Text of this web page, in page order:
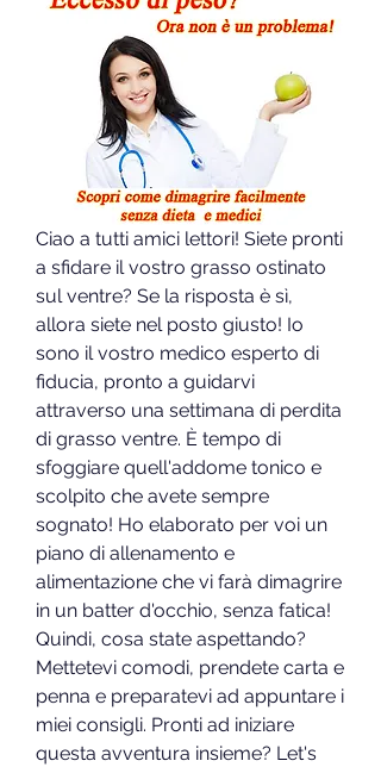
Ciao a tutti amici lettori! Siete pronti
a sfidare il vostro grasso ostinato
sul ventre? Se la risposta è sì,
allora siete nel posto giusto! Io
sono il vostro medico esperto di
fiducia, pronto a guidarvi
attraverso una settimana di perdita
di grasso ventre. È tempo di
sfoggiare quell'addome tonico e
scolpito che avete sempre
sognato! Ho elaborato per voi un
piano di allenamento e
alimentazione che vi farà dimagrire
in un batter d'occhio, senza fatica!
Quindi, cosa state aspettando?
Mettetevi comodi, prendete carta e
penna e preparatevi ad appuntare i
miei consigli. Pronti ad iniziare
questa avventura insieme? Let's